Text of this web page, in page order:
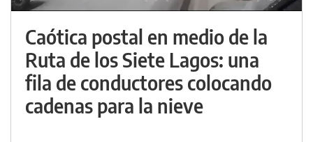
Caótica postal en medio de la
Ruta de los Siete Lagos: una
fila de conductores colocando
cadenas para la nieve